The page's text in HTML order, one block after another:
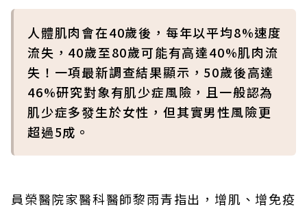
人體肌肉會在40歲後，每年以平均8%速度
流失，40歲至80歲可能有高達40%肌肉流
失！一項最新調查結果顯示，50歲後高達
46%研究對象有肌少症風險，且一般認為
肌少症多發生於女性，但其實男性風險更
超過5成。
員榮醫院家醫科醫師黎雨青指出，增肌、增免疫